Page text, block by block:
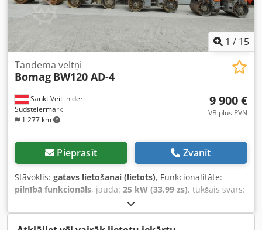
1 / 15
Sankt Veit in der
Südsteiermark
1 277 km
Tandema veltņi
Bomag BW120 AD-4
9 900 €
VB plus PVN
Pieprasīt Zvanīt
Stāvoklis: gatavs lietošanai (lietots), Funkcionalitāte:
pilnībā funkcionāls, jauda: 25 kW (33,99 zs), tukšais svars:
2007
h, BOMAG BW120AD-4 Izl. gads: 2007 Saskaņā ar skaitītāju:
2 950 m/h 25,2 KW Kubota 2 800 KG Cena: 9 900,-- bez PVN